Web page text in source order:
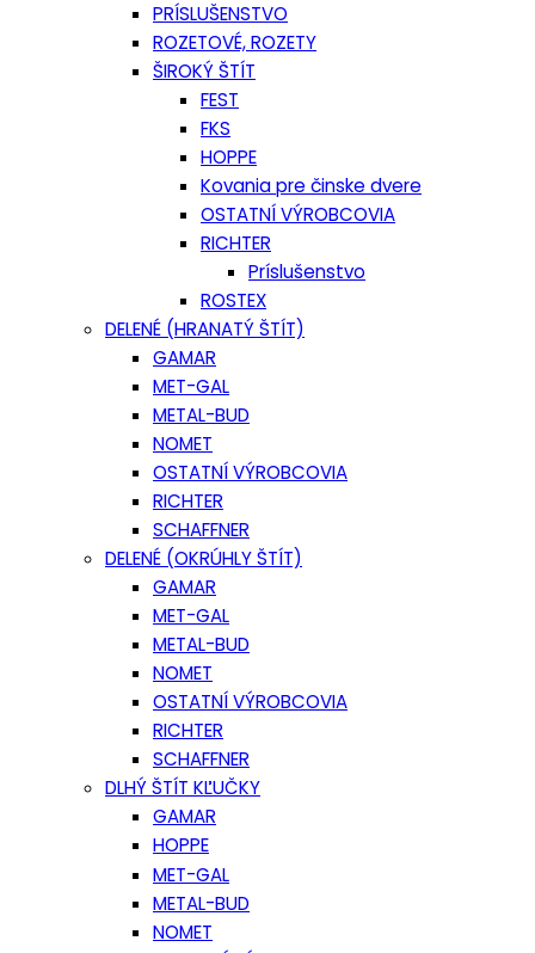
PRÍSLUŠENSTVO
ROZETOVÉ, ROZETY
ŠIROKÝ ŠTÍT
FEST
FKS
HOPPE
Kovania pre činske dvere
OSTATNÍ VÝROBCOVIA
RICHTER
Príslušenstvo
ROSTEX
DELENÉ (HRANATÝ ŠTÍT)
GAMAR
MET-GAL
METAL-BUD
NOMET
OSTATNÍ VÝROBCOVIA
RICHTER
SCHAFFNER
DELENÉ (OKRÚHLY ŠTÍT)
GAMAR
MET-GAL
METAL-BUD
NOMET
OSTATNÍ VÝROBCOVIA
RICHTER
SCHAFFNER
DLHÝ ŠTÍT KĽUČKY
GAMAR
HOPPE
MET-GAL
METAL-BUD
NOMET